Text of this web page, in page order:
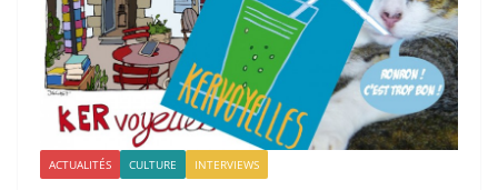
ACTUALITÉS CULTURE INTERVIEWS